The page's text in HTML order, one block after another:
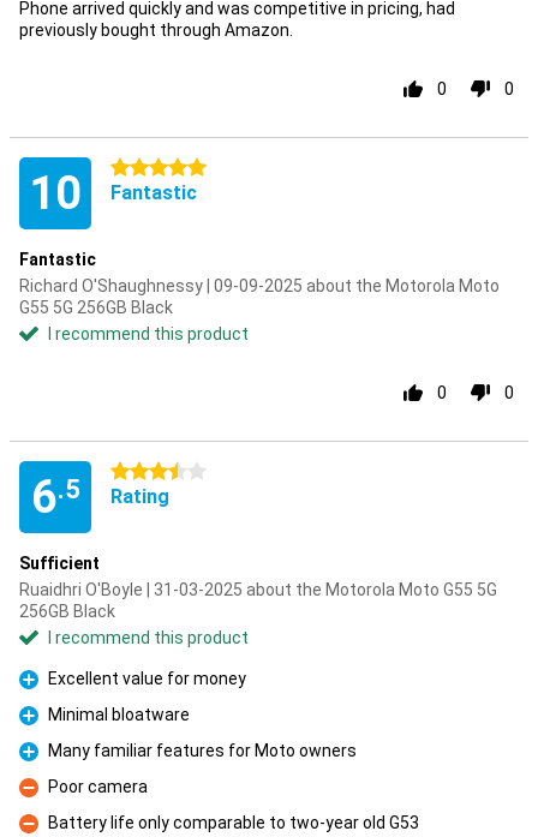
Phone arrived quickly and was competitive in pricing, had
previously bought through Amazon.
0 0
10 5 stars
Fantastic
Fantastic
Richard O'Shaughnessy | 09-09-2025 about the Motorola Moto
G55 5G 256GB Black
I recommend this product
0 0
6.5
3.5 stars
Rating
Sufficient
Ruaidhri O'Boyle | 31-03-2025 about the Motorola Moto G55 5G
256GB Black
I recommend this product
Pro
Excellent value for money
Pro
Minimal bloatware
Pro
Many familiar features for Moto owners
Con
Poor camera
Battery life only comparable to two-year old G53